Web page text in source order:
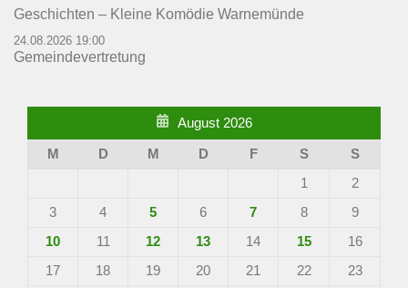
Geschichten – Kleine Komödie Warnemünde
24.08.2026 19:00
Gemeindevertretung
August 2026
M D M D F S
S
1
2
3
4 5 6 7 8
9
10
11 12 13 14 15
16
17
18 19 20 21 22
23